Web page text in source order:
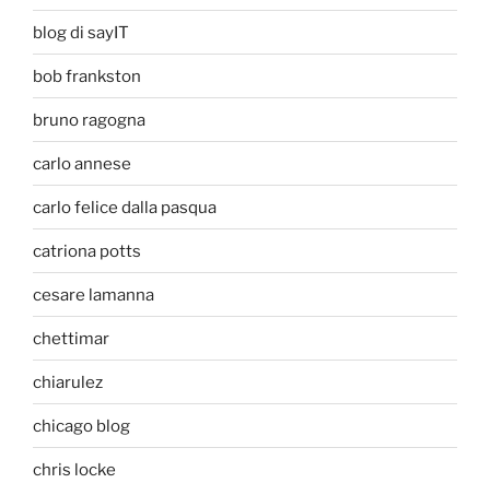
blog di sayIT
bob frankston
bruno ragogna
carlo annese
carlo felice dalla pasqua
catriona potts
cesare lamanna
chettimar
chiarulez
chicago blog
chris locke